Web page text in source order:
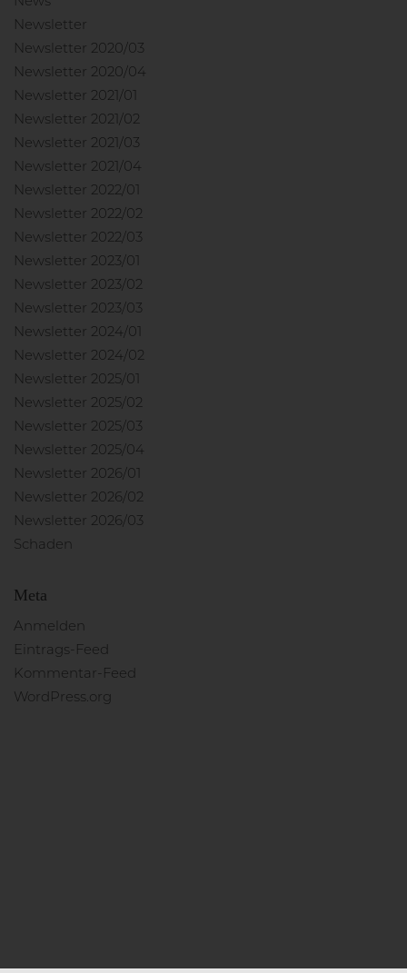
Newsletter
Newsletter 2020/03
Newsletter 2020/04
Newsletter 2021/01
Newsletter 2021/02
Newsletter 2021/03
Newsletter 2021/04
Newsletter 2022/01
Newsletter 2022/02
Newsletter 2022/03
Newsletter 2023/01
Newsletter 2023/02
Newsletter 2023/03
Newsletter 2024/01
Newsletter 2024/02
Newsletter 2025/01
Newsletter 2025/02
Newsletter 2025/03
Newsletter 2025/04
Newsletter 2026/01
Newsletter 2026/02
Newsletter 2026/03
Schaden
Meta
Anmelden
Eintrags-Feed
Kommentar-Feed
WordPress.org